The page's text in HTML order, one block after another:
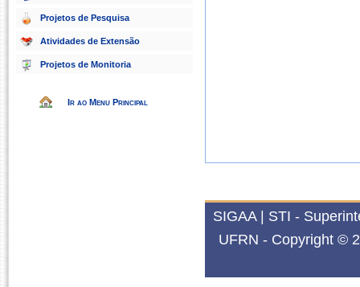
Projetos de Pesquisa
Atividades de Extensão
Projetos de Monitoria
Ir ao Menu Principal
SIGAA | STI -
UFRN - Copyright ©